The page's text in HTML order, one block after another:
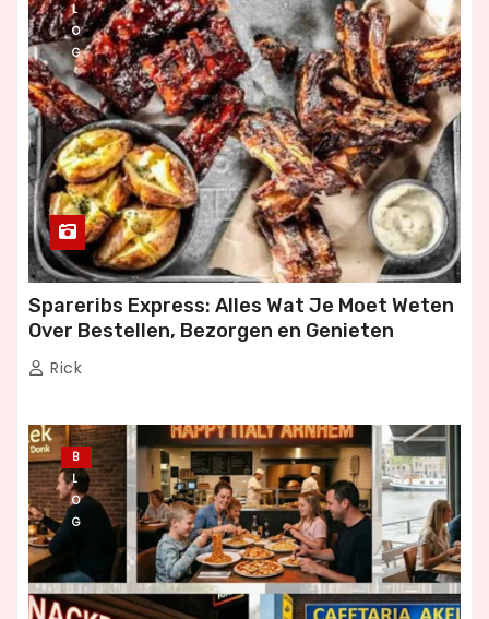
L
O
G
Spareribs Express: Alles Wat Je Moet Weten
Over Bestellen, Bezorgen en Genieten
Rick
B
L
O
G